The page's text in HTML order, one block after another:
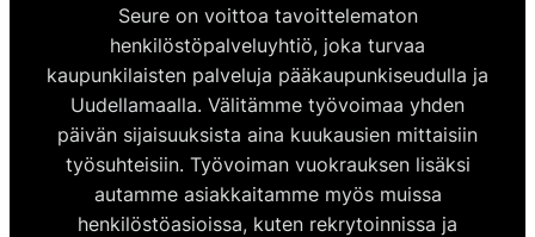
Seure on voittoa tavoittelematon
henkilöstöpalveluyhtiö, joka turvaa
kaupunkilaisten palveluja pääkaupunkiseudulla ja
Uudellamaalla. Välitämme työvoimaa yhden
päivän sijaisuuksista aina kuukausien mittaisiin
työsuhteisiin. Työvoiman vuokrauksen lisäksi
autamme asiakkaitamme myös muissa
henkilöstöasioissa, kuten rekrytoinnissa ja